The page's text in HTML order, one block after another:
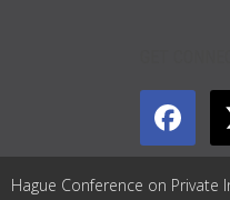
Hague Conference on Private